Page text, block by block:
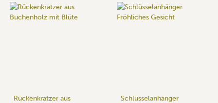
Rückenkratzer aus
Schlüsselanhänger